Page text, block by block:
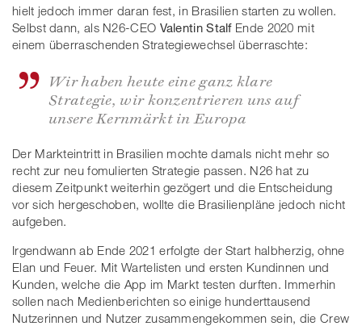
hielt jedoch immer daran fest, in Brasilien starten zu wollen.
Selbst dann, als N26-CEO Valentin StalfEnde 2020 mit
einem überraschenden Strategiewechsel überraschte:
Wir haben heute eine ganz klare
Strategie, wir konzentrieren uns auf
unsere Kernmärkt in Europa
Der Markteintritt in Brasilien mochte damals nicht mehr so
recht zur neu fomulierten Strategie passen. N26 hat zu
diesem Zeitpunkt weiterhin gezögert und die Entscheidung
vor sich hergeschoben, wollte die Brasilienpläne jedoch nicht
aufgeben.
Irgendwann ab Ende 2021 erfolgte der Start halbherzig, ohne
Elan und Feuer. Mit Wartelisten und ersten Kundinnen und
Kunden, welche die App im Markt testen durften. Immerhin
sollen nach Medienberichten so einige hunderttausend
Nutzerinnen und Nutzer zusammengekommen sein, die Crew